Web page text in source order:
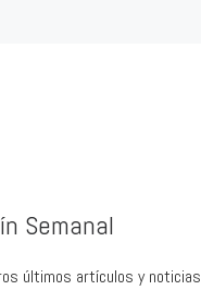
Semanal
últimos artículos y noticias